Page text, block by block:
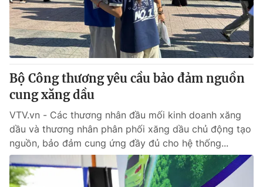
Sản phẩm
Thị trường
Tư vấn
Lịch phát sóng
Chuyên mục khác
Emagazine
Photo Infographic
Video Shorts video
Bộ Công thương yêu cầu bảo đảm nguồn
cung xăng dầu
VTV.vn - Các thương nhân đầu mối kinh doanh xăng
dầu và thương nhân phân phối xăng dầu chủ động tạo
nguồn, bảo đảm cung ứng đầy đủ cho hệ thống...